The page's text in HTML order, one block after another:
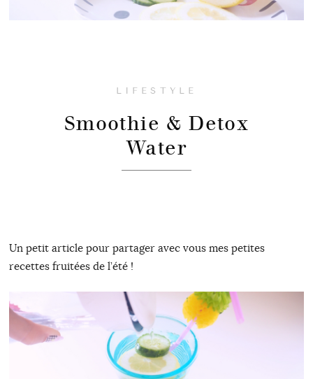
LIFESTYLE
Smoothie & Detox
Water
Un petit article pour partager avec vous mes petites
recettes fruitées de l’été !